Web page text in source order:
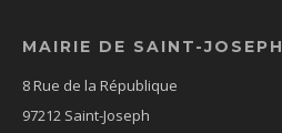
MAIRIE DE SAINT-JOSEPH
8 Rue de la République
97212 Saint-Joseph